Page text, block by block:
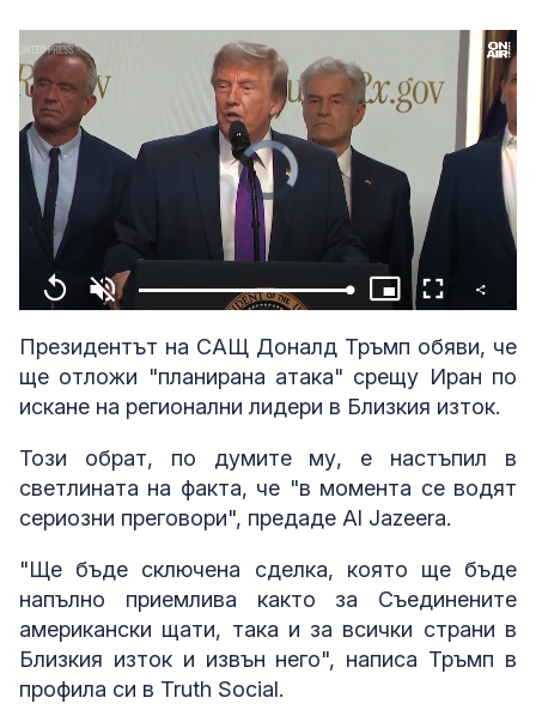
Video
Player
is
loading.
Replay Unmute Loaded:
100.00%
Picture-
Fullscreen
Президентът на САЩ Доналд Тръмп обяви, че
ще отложи "планирана атака" срещу Иран по
искане на регионални лидери в Близкия изток.
Този обрат, по думите му, е настъпил в
светлината на факта, че "в момента се водят
сериозни преговори", предаде Al Jazeera.
"Ще бъде сключена сделка, която ще бъде
напълно приемлива както за Съединените
американски щати, така и за всички страни в
Близкия изток и извън него", написа Тръмп в
профила си в Truth Social.